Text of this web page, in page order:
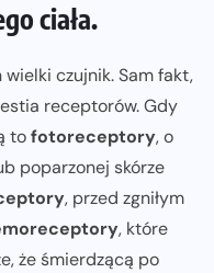
ciała.
wielki czujnik. Sam fakt,
receptorów. Gdy
tofotoreceptory, o
poparzonej skórze
, przed zgniłym
, które
że śmierdzącą po